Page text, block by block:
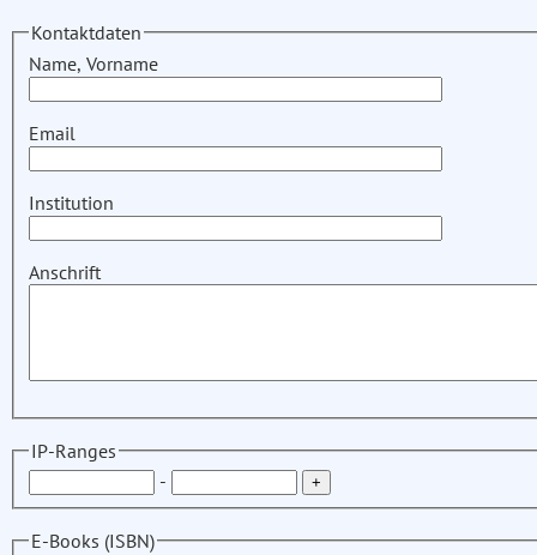
Kontaktdaten
Name, Vorname
Email
Institution
Anschrift
IP-Ranges
-
E-Books (ISBN)